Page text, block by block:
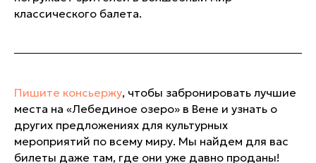
классического балета.
Пишите консьержу, чтобы забронировать лучшие
места на «Лебединое озеро» в Вене и узнать о
других предложениях для культурных
мероприятий по всему миру. Мы найдем для вас
билеты даже там, где они уже давно проданы!